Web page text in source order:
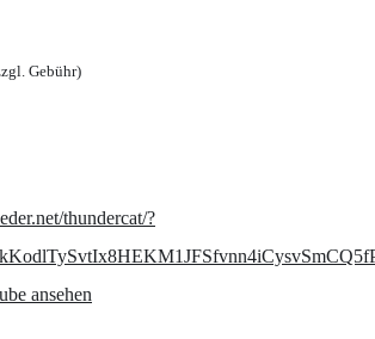
Gebühr)
thundercat/?
ansehen